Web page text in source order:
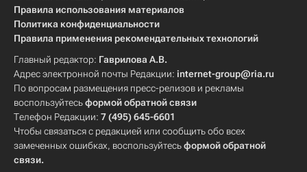
Правила использования материалов
Политика конфиденциальности
Правила применения рекомендательных технологий
Главный редактор: Гаврилова А.В.
Адрес электронной почты Редакции: internet-group@ria.ru
По вопросам размещения пресс-релизов и рекламы
воспользуйтесьформой обратной связи
Телефон Редакции: 7 (495) 645-6601
Чтобы связаться с редакцией или сообщить обо всех
замеченных ошибках, воспользуйтесьформой обратной
связи.